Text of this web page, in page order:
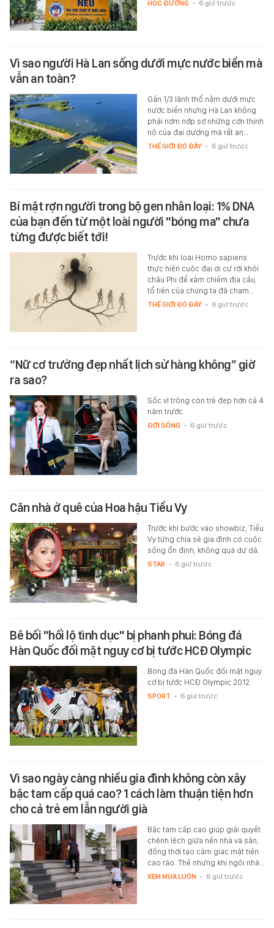
HỌC ĐƯỜNG - 6 giờ trước
Vì sao người Hà Lan sống dưới mực nước biển mà
vẫn an toàn?
Gần 1/3 lãnh thổ nằm dưới mực
nước biển nhưng Hà Lan không
phải nơm nớp sợ những cơn thịnh
nộ của đại dương mà rất an…
THẾ GIỚI ĐÓ ĐÂY - 6 giờ trước
Bí mật rợn người trong bộ gen nhân loại: 1% DNA
của bạn đến từ một loài người "bóng ma" chưa
từng được biết tới!
Trước khi loài Homo sapiens
thực hiện cuộc đại di cư rời khỏi
châu Phi để xâm chiếm địa cầu,
tổ tiên của chúng ta đã chạm…
THẾ GIỚI ĐÓ ĐÂY - 6 giờ trước
“Nữ cơ trưởng đẹp nhất lịch sử hàng không” giờ
ra sao?
Sốc vì trông còn trẻ đẹp hơn cả 4
năm trước.
ĐỜI SỐNG - 6 giờ trước
Căn nhà ở quê của Hoa hậu Tiểu Vy
Trước khi bước vào showbiz, Tiểu
Vy từng chia sẻ gia đình có cuộc
sống ổn định, không quá dư dả.
STAR - 6 giờ trước
Bê bối "hối lộ tình dục" bị phanh phui: Bóng đá
Hàn Quốc đối mặt nguy cơ bị tước HCĐ Olympic
Bóng đá Hàn Quốc đối mặt nguy
cơ bị tước HCĐ Olympic 2012.
SPORT - 6 giờ trước
Vì sao ngày càng nhiều gia đình không còn xây
bậc tam cấp quá cao? 1 cách làm thuận tiện hơn
cho cả trẻ em lẫn người già
Bậc tam cấp cao giúp giải quyết
chênh lệch giữa nền nhà và sân,
đồng thời tạo cảm giác mặt tiền
cao ráo. Thế nhưng khi ngôi nhà…
XEM MUA LUÔN - 6 giờ trước